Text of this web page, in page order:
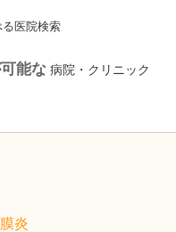
る医院検索
能な 病院・クリニック
炎